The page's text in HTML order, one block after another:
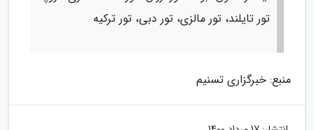
تور تایلند، تور مالزی، تور دبی، تور ترکیه
منبع: خبرگزاری تسنیم